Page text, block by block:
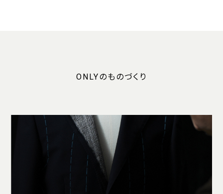
ONLYのものづくり